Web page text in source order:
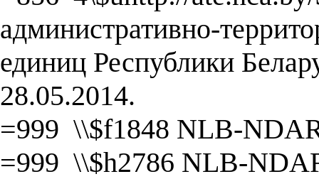
административно-
единиц Республики
28.05.2014.
=999 \\$f1848 NLB-
=999 \\$h2786 NLB-